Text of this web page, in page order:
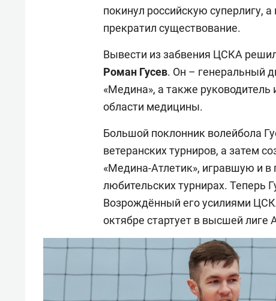
покинул российскую суперлигу,
прекратил существование.
Вывести из забвения ЦСКА
Роман Гусев. Он – генеральный
«Медина», а также
области медицины.
Большой поклонник волейбола
ветеранских турниров, а затем
«Медина-Атлетик», игравшую и в
любительских турнирах. Теперь
Возрождённый его усилиями
октябре стартует в высшей лиге